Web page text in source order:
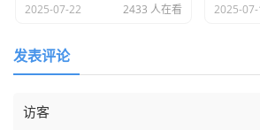
2025-07-22 2433 人在看 2025-
发表评论